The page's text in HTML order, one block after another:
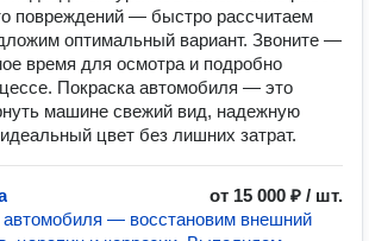
повреждений — быстро рассчитаем
оптимальный вариант. Звоните —
время для осмотра и подробно
Покраска автомобиля — это
машине свежий вид, надежную
цвет без лишних затрат.
от 15 000 ₽ / шт.
автомобиля — восстановим внешний